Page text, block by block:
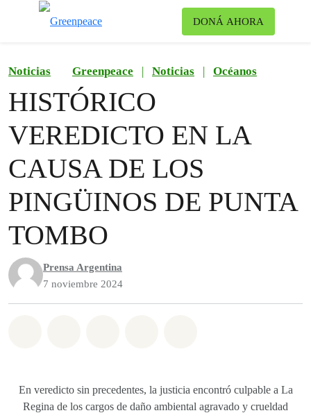
DONÁ AHORA
Noticias Greenpeace | Noticias | Océanos
HISTÓRICO
VEREDICTO EN LA
CAUSA DE LOS
PINGÜINOS DE PUNTA
TOMBO
Prensa Argentina
7 noviembre 2024
En veredicto sin precedentes, la justicia encontró culpable a La
Regina de los cargos de daño ambiental agravado y crueldad